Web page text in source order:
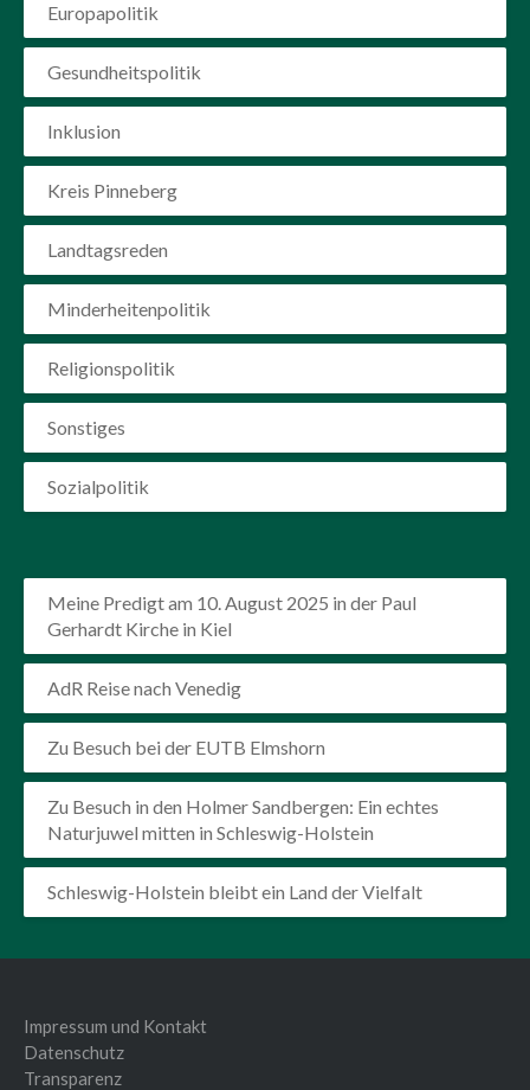
Europapolitik
Gesundheitspolitik
Inklusion
Kreis Pinneberg
Landtagsreden
Minderheitenpolitik
Religionspolitik
Sonstiges
Sozialpolitik
Meine Predigt am 10. August 2025 in der Paul
Gerhardt Kirche in Kiel
AdR Reise nach Venedig
Zu Besuch bei der EUTB Elmshorn
Zu Besuch in den Holmer Sandbergen: Ein echtes
Naturjuwel mitten in Schleswig-Holstein
Schleswig-Holstein bleibt ein Land der Vielfalt
Impressum und Kontakt
Datenschutz
Transparenz